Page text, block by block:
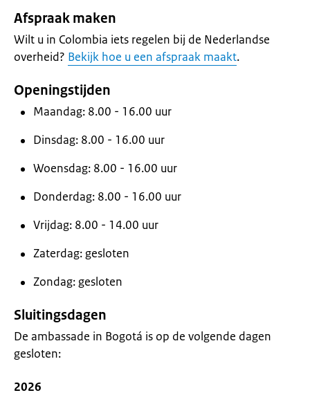
Afspraak maken
Wilt u in Colombia iets regelen bij de Nederlandse
overheid? Bekijk hoe u een afspraak maakt.
Openingstijden
Maandag: 8.00 - 16.00 uur
Dinsdag: 8.00 - 16.00 uur
Woensdag: 8.00 - 16.00 uur
Donderdag: 8.00 - 16.00 uur
Vrijdag: 8.00 - 14.00 uur
Zaterdag: gesloten
Zondag: gesloten
Sluitingsdagen
De ambassade in Bogotá is op de volgende dagen
gesloten:
2026